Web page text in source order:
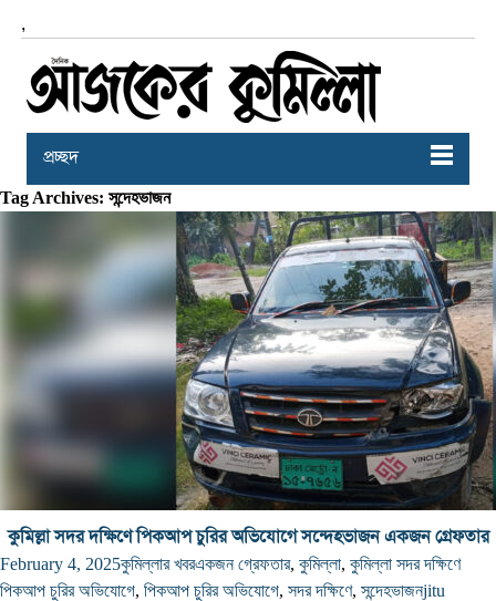
,
প্রচ্ছদ
Tag Archives: সন্দেহভাজন
কুমিল্লা সদর দক্ষিণে পিকআপ চুরির অভিযোগে সন্দেহভাজন একজন গ্রেফতার
February 4, 2025কুমিল্লার খবরএকজন গ্রেফতার, কুমিল্লা, কুমিল্লা সদর দক্ষিণে
পিকআপ চুরির অভিযোগে, পিকআপ চুরির অভিযোগে, সদর দক্ষিণে, সন্দেহভাজনjitu